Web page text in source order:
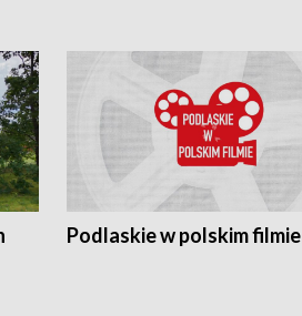
Podlaskie w polskim filmie